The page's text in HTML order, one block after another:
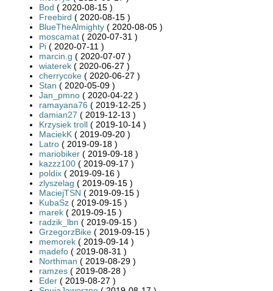
Bod ( 2020-08-15 )
Freebird ( 2020-08-15 )
BlueTheAlmighty ( 2020-08-05 )
moscamat ( 2020-07-31 )
Pi ( 2020-07-11 )
marcin.g ( 2020-07-07 )
wiaterek ( 2020-06-27 )
cherrycoke ( 2020-06-27 )
Stan ( 2020-05-09 )
Jan_pmno ( 2020-04-22 )
ramayana76 ( 2019-12-25 )
damian27 ( 2019-12-13 )
Krzysiek troll ( 2019-10-14 )
MaciekK ( 2019-09-20 )
Latro ( 2019-09-18 )
mariobiker ( 2019-09-18 )
kazzz100 ( 2019-09-17 )
poldix ( 2019-09-16 )
zlyszelag ( 2019-09-15 )
MaciejTSN ( 2019-09-15 )
KubaSz ( 2019-09-15 )
marek ( 2019-09-15 )
radzik_lbn ( 2019-09-15 )
GrzegorzBike ( 2019-09-15 )
memorek ( 2019-09-14 )
madefo ( 2019-08-31 )
Northman ( 2019-08-29 )
ramzes ( 2019-08-28 )
Eder ( 2019-08-27 )